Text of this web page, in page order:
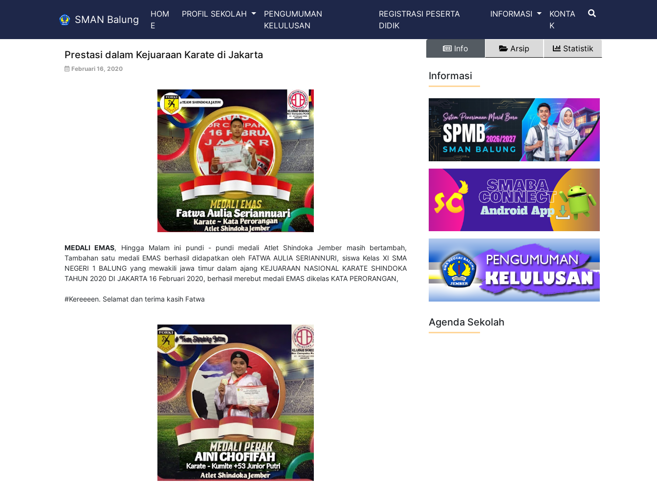
SMAN Balung
HOM
E
PROFIL SEKOLAH
PENGUMUMAN
KELULUSAN
REGISTRASI PESERTA
DIDIK
INFORMASI
KONTA
K
Prestasi dalam Kejuaraan Karate di Jakarta
Februari 16, 2020
MEDALI EMAS, Hingga Malam ini pundi - pundi medali Atlet Shindoka Jember masih bertambah,
Tambahan satu medali EMAS berhasil didapatkan oleh FATWA AULIA SERIANNURI, siswa Kelas XI SMA
NEGERI 1 BALUNG yang mewakili jawa timur dalam ajang KEJUARAAN NASIONAL KARATE SHINDOKA
TAHUN 2020 DI JAKARTA 16 Februari 2020, berhasil merebut medali EMAS dikelas KATA PERORANGAN,
#Kereeeen. Selamat dan terima kasih Fatwa
Info Arsip Statistik
Informasi
Agenda Sekolah